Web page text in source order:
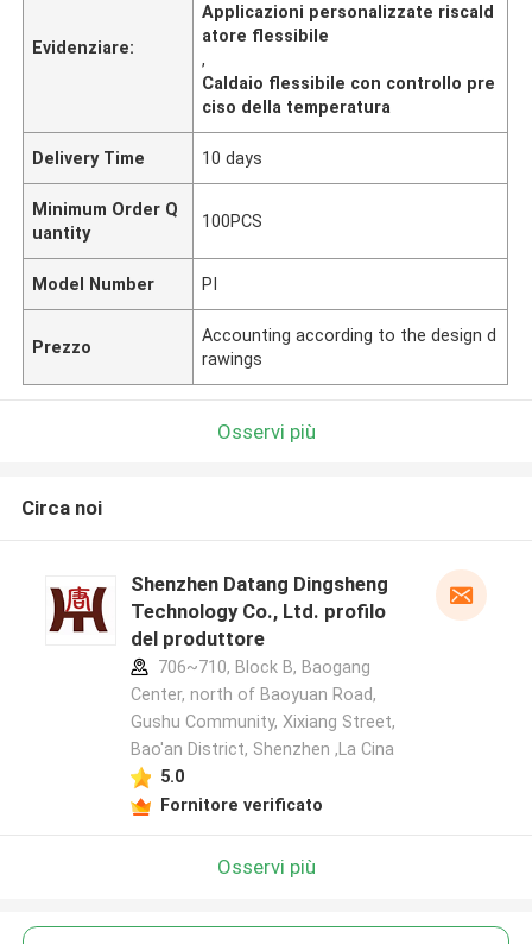
Evidenziare:
Applicazioni personalizzate riscald
atore flessibile
,
Caldaio flessibile con controllo pre
ciso della temperatura
Delivery Time 10 days
Minimum Order Q
uantity
100PCS
Model Number PI
Prezzo
Accounting according to the design d
rawings
Osservi più
Circa noi
Shenzhen Datang Dingsheng
Technology Co., Ltd. profilo
del produttore
706~710, Block B, Baogang
Center, north of Baoyuan Road,
Gushu Community, Xixiang Street,
Bao'an District, Shenzhen ,La Cina
5.0
Fornitore verificato
Osservi più